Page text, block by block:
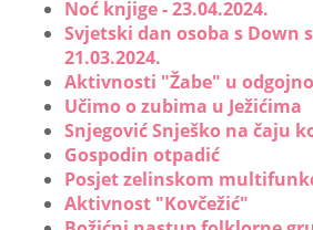
Noć knjige - 23.04.2024.
Svjetski dan osoba s Down
21.03.2024.
Aktivnosti "Žabe" u
Učimo o zubima u Ježićima
Snjegović Snješko na čaju
Gospodin otpadić
Posjet zelinskom
Aktivnost "Kovčežić"